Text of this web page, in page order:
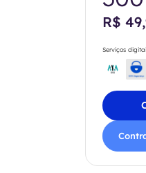
R$
Serviços